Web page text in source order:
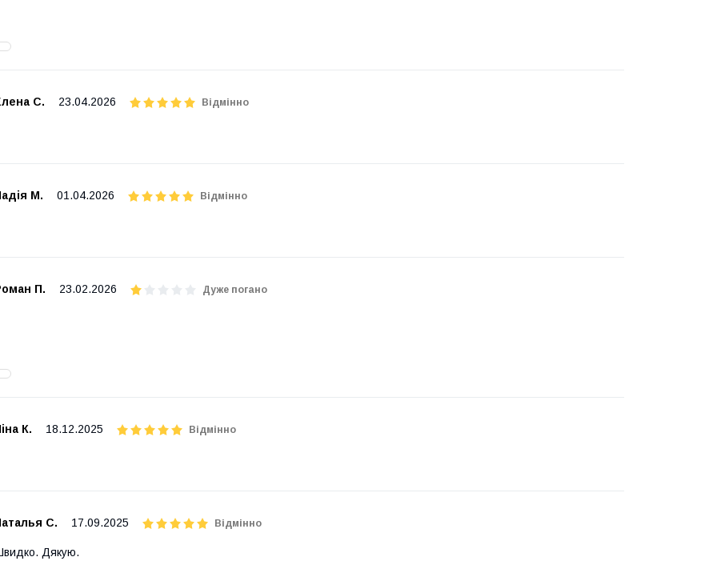
С. 23.04.2026 Відмінно
М. 01.04.2026 Відмінно
П. 23.02.2026 Дуже погано
К. 18.12.2025 Відмінно
С. 17.09.2025 Відмінно
Дякую.